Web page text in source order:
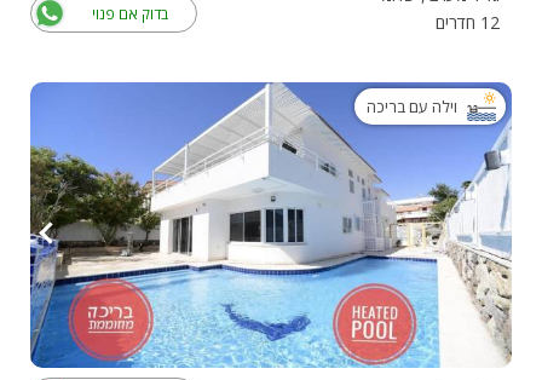
12 חדרים
בדוק אם פנוי
וילה עם בריכה